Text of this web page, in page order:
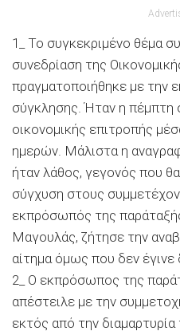
1_ Το συγκεκριμένο θέμα
συνεδρίαση της
πραγματοποιήθηκε με την
σύγκλησης. Ήταν η πέμπτη
οικονομικής επιτροπής
ημερών. Μάλιστα η
ήταν λάθος, γεγονός που
σύγχυση στους
εκπρόσωπός της
Μαγουλάς, ζήτησε την
αίτημα όμως που δεν έγινε
2_ Ο εκπρόσωπος της
απέστειλε με την
εκτός από την